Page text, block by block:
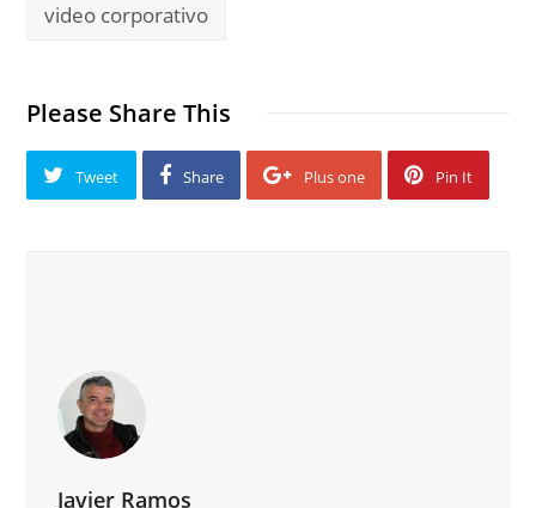
video corporativo
Please Share This
Tweet Share Plus one Pin It
Javier Ramos